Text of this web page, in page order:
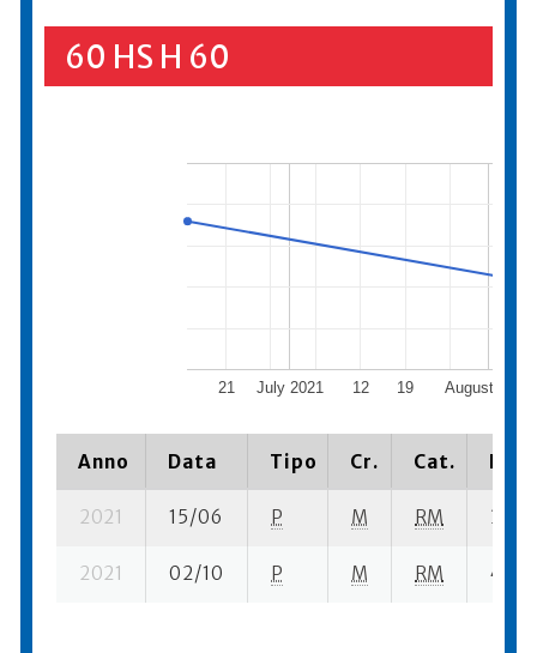
60 HS H 60
July 2021 August 2021
21 12 19
Anno Data Tipo Cr. Cat.
2021 15/06 P M RM 3 se-
2021 02/10 P M RM 4 se-